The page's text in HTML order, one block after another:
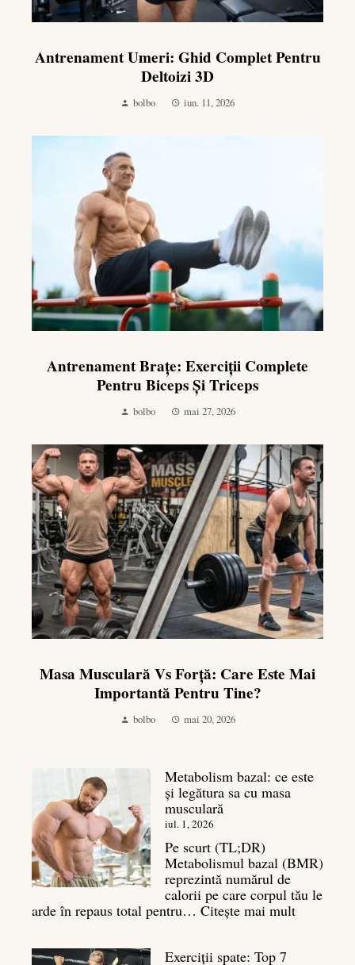
Antrenament Umeri: Ghid Complet Pentru
Deltoizi 3D
bolbo iun. 11, 2026
Antrenament Brațe: Exerciții Complete
Pentru Biceps Și Triceps
bolbo mai 27, 2026
Masa Musculară Vs Forță: Care Este Mai
Importantă Pentru Tine?
bolbo mai 20, 2026
Metabolism bazal: ce este
și legătura sa cu masa
musculară
iul. 1, 2026
Pe scurt (TL;DR)
Metabolismul bazal (BMR)
reprezintă numărul de
calorii pe care corpul tău le
arde în repaus total pentru… Citește mai mult:
Exerciții spate: Top 7